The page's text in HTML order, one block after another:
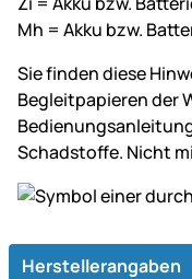
Mh = Akku bzw.
Sie finden diese
Begleitpapieren der
Schadstoffe. Nicht
Herstellerangaben